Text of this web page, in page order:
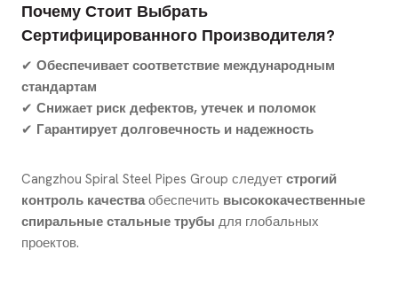
Почему Стоит Выбрать
Сертифицированного Производителя?
✔ Обеспечивает соответствие международным
стандартам
✔ Снижает риск дефектов, утечек и поломок
✔ Гарантирует долговечность и надежность
Cangzhou Spiral Steel Pipes Group следует строгий
контроль качестваобеспечить высококачественные
спиральные стальные трубы для глобальных
проектов.